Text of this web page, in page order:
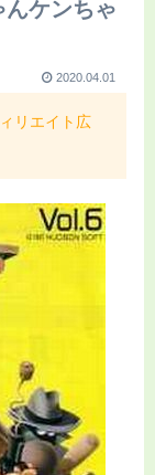
んケンちゃ
2020.04.01
リエイト広